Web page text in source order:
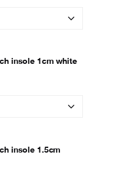
insole 1cm white
insole 1.5cm